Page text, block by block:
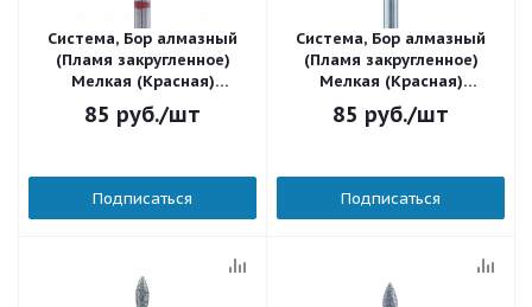
Система, Бор алмазный
(Пламя закругленное)
Мелкая (Красная)
104.263.514.021
85 руб./шт
Подписаться
Система, Бор алмазный
(Пламя закругленное)
Мелкая (Красная)
104.261.514.021
85 руб./шт
Подписаться